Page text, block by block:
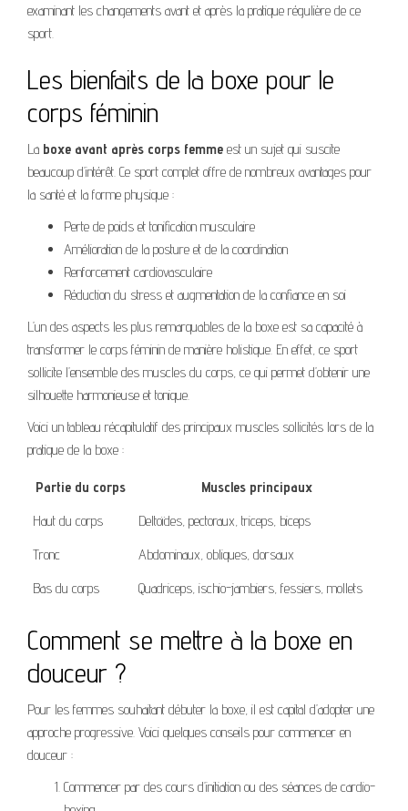
examinant les changements avant et après la pratique régulière de ce
sport.
Les bienfaits de la boxe pour le
corps féminin
La boxe avant après corps femme est un sujet qui suscite
beaucoup d’intérêt. Ce sport complet offre de nombreux avantages pour
la santé et la forme physique :
Perte de poids et tonification musculaire
Amélioration de la posture et de la coordination
Renforcement cardiovasculaire
Réduction du stress et augmentation de la confiance en soi
L’un des aspects les plus remarquables de la boxe est sa capacité à
transformer le corps féminin de manière holistique. En effet, ce sport
sollicite l’ensemble des muscles du corps, ce qui permet d’obtenir une
silhouette harmonieuse et tonique.
Voici un tableau récapitulatif des principaux muscles sollicités lors de la
pratique de la boxe :
Partie du corps
Muscles principaux
Haut du corps
Deltoïdes, pectoraux, triceps, biceps
Tronc
Abdominaux, obliques, dorsaux
Bas du corps
Quadriceps, ischio-jambiers, fessiers, mollets
Comment se mettre à la boxe en
douceur ?
Pour les femmes souhaitant débuter la boxe, il est capital d’adopter une
approche progressive. Voici quelques conseils pour commencer en
douceur :
Commencer par des cours d’initiation ou des séances de cardio-